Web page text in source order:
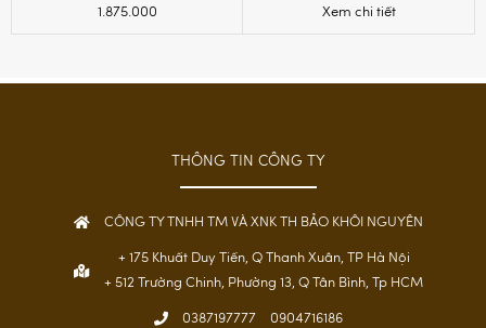
1.875.000 Xem chi tiết
THÔNG TIN CÔNG TY
CÔNG TY TNHH TM VÀ XNK TH BẢO KHÔI NGUYÊN
+ 175 Khuất Duy Tiến, Q Thanh Xuân, TP Hà Nội
+ 512 Trường Chinh, Phường 13, Q Tân Bình, Tp HCM
0387197777 0904716186